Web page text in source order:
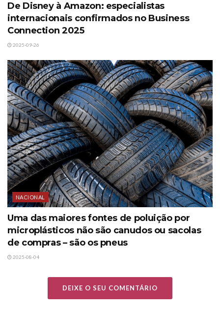
De Disney à Amazon: especialistas
internacionais confirmados no Business
Connection 2025
2025-09-26
NACIONAL
Uma das maiores fontes de poluição por
microplásticos não são canudos ou sacolas
de compras – são os pneus
2025-08-04
DEIXE O SEU COMENTÁRIO